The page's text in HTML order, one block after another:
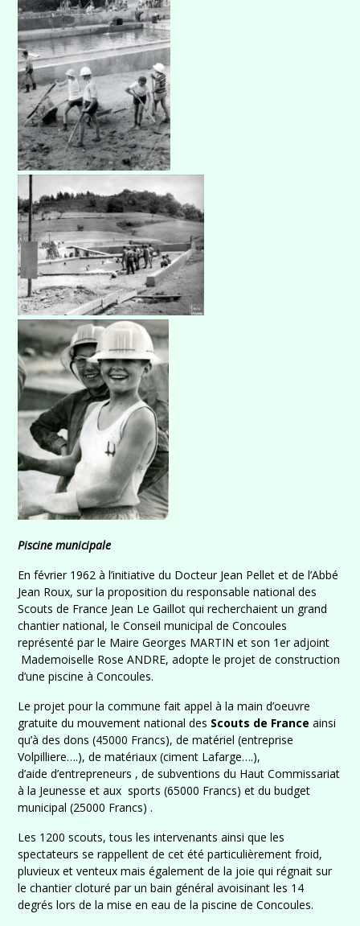
Piscine municipale
En février 1962 à l’initiative du Docteur Jean Pellet et de l’Abbé
Jean Roux, sur la proposition du responsable national des
Scouts de France Jean Le Gaillot qui recherchaient un grand
chantier national, le Conseil municipal de Concoules
représenté par le Maire Georges MARTIN et son 1er adjoint
Mademoiselle Rose ANDRE, adopte le projet de construction
d’une piscine à Concoules.
Le projet pour la commune fait appel à la main d’oeuvre
gratuite du mouvement national des Scouts de Franceainsi
qu’à des dons (45000 Francs), de matériel (entreprise
Volpilliere….), de matériaux (ciment Lafarge….),
d’aide d’entrepreneurs , de subventions du Haut Commissariat
à la Jeunesse et aux sports (65000 Francs) et du budget
municipal (25000 Francs) .
Les 1200 scouts, tous les intervenants ainsi que les
spectateurs se rappellent de cet été particulièrement froid,
pluvieux et venteux mais également de la joie qui régnait sur
le chantier cloturé par un bain général avoisinant les 14
degrés lors de la mise en eau de la piscine de Concoules.